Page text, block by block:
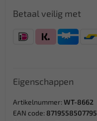
Betaal veilig met
Eigenschappen
Artikelnummer: WT-8662
EAN code: 8719558507795